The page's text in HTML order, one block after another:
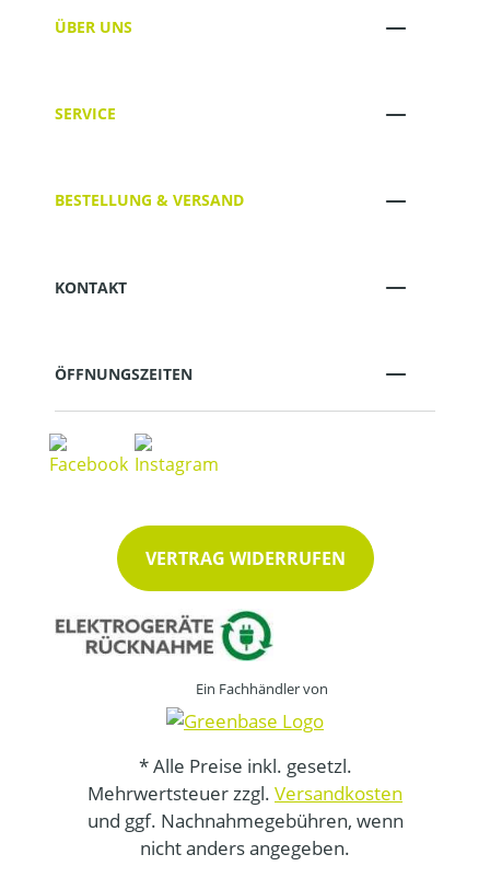
ÜBER UNS
SERVICE
BESTELLUNG & VERSAND
KONTAKT
ÖFFNUNGSZEITEN
VERTRAG WIDERRUFEN
Ein Fachhändler von
* Alle Preise inkl. gesetzl.
Mehrwertsteuer zzgl. Versandkosten
und ggf. Nachnahmegebühren, wenn
nicht anders angegeben.